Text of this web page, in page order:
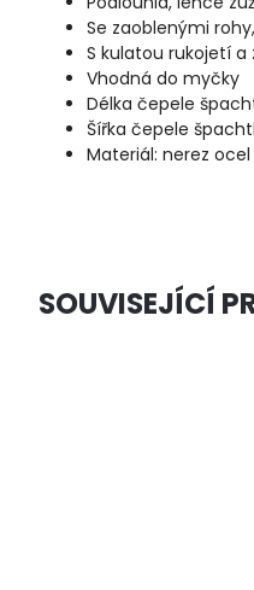
Se zaoblenými
S kulatou rukojetí
Vhodná do myčky
Délka čepele
Šířka čepele
Materiál: nerez ocel
SOUVISEJÍCÍ